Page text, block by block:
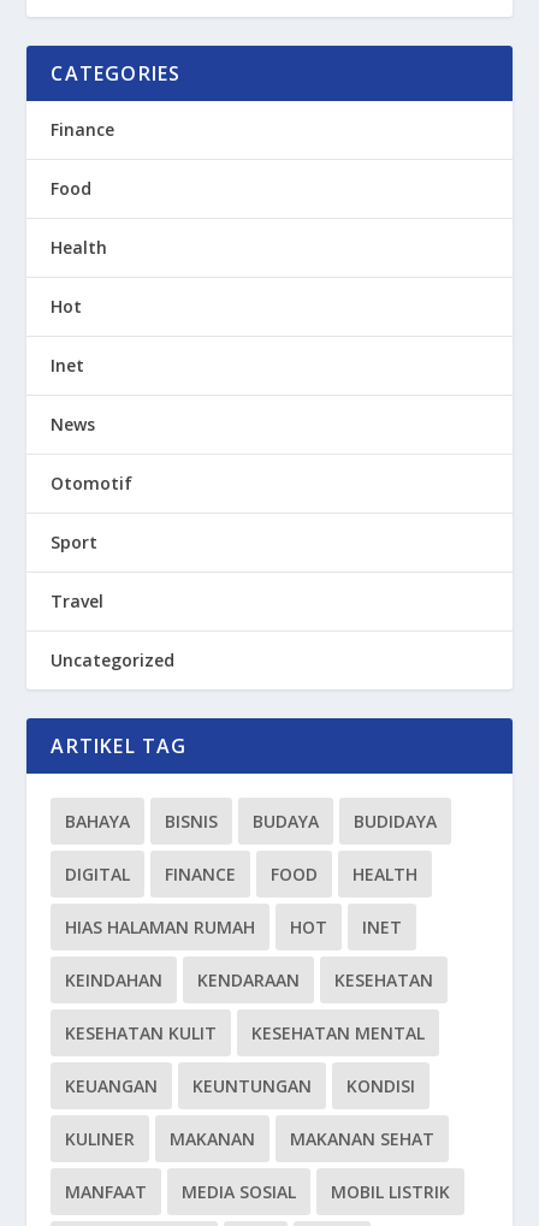
CATEGORIES
Finance
Food
Health
Hot
Inet
News
Otomotif
Sport
Travel
Uncategorized
ARTIKEL TAG
BAHAYA BISNIS BUDAYA BUDIDAYA
DIGITAL FINANCE FOOD HEALTH
HIAS HALAMAN RUMAH HOT INET
KEINDAHAN KENDARAAN KESEHATAN
KESEHATAN KULIT KESEHATAN MENTAL
KEUANGAN KEUNTUNGAN KONDISI
KULINER MAKANAN MAKANAN SEHAT
MANFAAT MEDIA SOSIAL MOBIL LISTRIK